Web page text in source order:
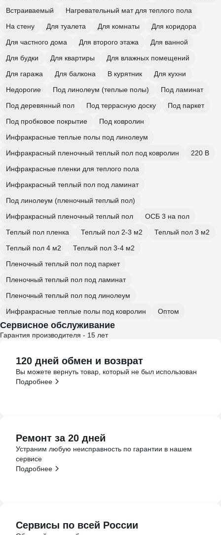
Встраиваемый
Нагревательный мат для теплого пола
На стену
Для туалета Для комнаты
Для коридора
Для частного дома
Для второго этажа
Для ванной
Для будки
Для квартиры
Для влажных помещений
Для гаража
Для балкона В курятник
Для кухни
Недорогие
Под линолеум (теплые полы)
Под ламинат
Под деревянный пол
Под террасную доску
Под паркет
Под пробковое покрытие
Под ковролин
Инфракрасные теплые полы под линолеум
Инфракрасный пленочный теплый пол под ковролин
220 В
Инфракрасные пленки для теплого пола
Инфракрасный теплый пол под ламинат
Под линолеум (пленочный теплый пол)
Инфракрасный пленочный теплый пол
ОСБ 3 на пол
Теплый пол пленка
Теплый пол 2-3 м2
Теплый пол 3 м2
Теплый пол 4 м2
Теплый пол 3-4 м2
Пленочный теплый пол под паркет
Пленочный теплый пол под ламинат
Пленочный теплый пол под линолеум
Инфракрасные теплые полы под ковролин
Оптом
Сервисное обслуживание
Гарантия производителя - 15 лет
120 дней обмен и возврат
Вы можете вернуть товар, который не был использован
Подробнее
Ремонт за 20 дней
Устраним любую неисправность по гарантии в нашем
сервисе
Подробнее
Сервисы по всей России